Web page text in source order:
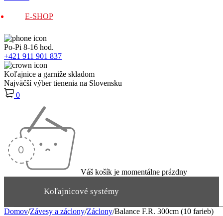
E-SHOP
Po-Pi 8-16 hod.
+421 911 901 837
Koľajnice a garniže skladom
Najväčší výber tienenia na Slovensku
0
Váš košík je momentálne prázdny
Koľajnicové systémy
Domov/Závesy a záclony/Záclony/Balance F.R. 300cm (10 farieb)